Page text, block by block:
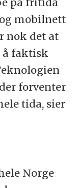
mobilnett
nok det at
å faktisk
forventer
tida, sier
Norge